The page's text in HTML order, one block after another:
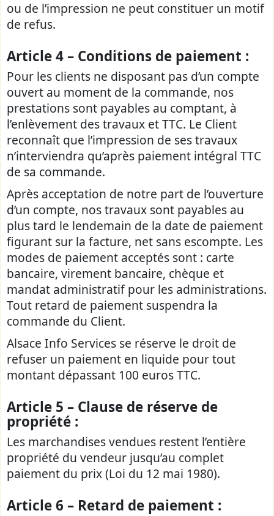
ou de l’impression ne peut constituer un motif
de refus.
Article 4 – Conditions de paiement :
Pour les clients ne disposant pas d’un compte
ouvert au moment de la commande, nos
prestations sont payables au comptant, à
l’enlèvement des travaux et TTC. Le Client
reconnaît que l’impression de ses travaux
n’interviendra qu’après paiement intégral TTC
de sa commande.
Après acceptation de notre part de l’ouverture
d’un compte, nos travaux sont payables au
plus tard le lendemain de la date de paiement
figurant sur la facture, net sans escompte. Les
modes de paiement acceptés sont : carte
bancaire, virement bancaire, chèque et
mandat administratif pour les administrations.
Tout retard de paiement suspendra la
commande du Client.
Alsace Info Services se réserve le droit de
refuser un paiement en liquide pour tout
montant dépassant 100 euros TTC.
Article 5 – Clause de réserve de
propriété :
Les marchandises vendues restent l’entière
propriété du vendeur jusqu’au complet
paiement du prix (Loi du 12 mai 1980).
Article 6 – Retard de paiement :